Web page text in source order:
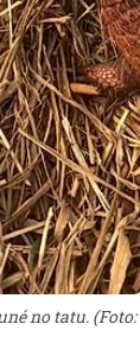
no tatu.